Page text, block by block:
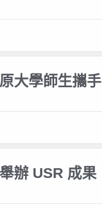
大學師生攜手
辦 USR 成果